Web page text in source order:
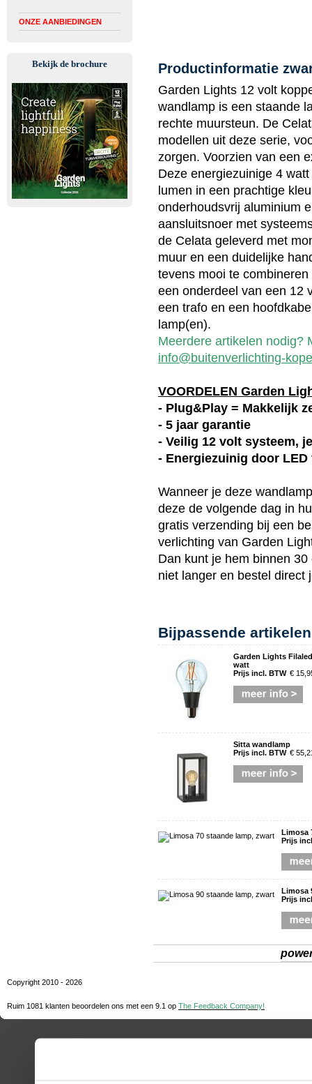
ONZE AANBIEDINGEN
Bekijk de brochure Productinformatie
Garden Lights 12 volt
wandlamp is een staande
rechte muursteun. De
modellen uit deze serie,
zorgen. Voorzien van een
Deze energiezuinige 4
lumen in een prachtige
onderhoudsvrij aluminium
aansluitsnoer met
de Celata geleverd met
muur en een duidelijke
tevens mooi te
een onderdeel van een 12
een trafo en een
lamp(en).
Meerdere artikelen nodig?
info@buitenverlichting-
VOORDELEN Garden
- Plug&Play = Makkelijk
- 5 jaar garantie
- Veilig 12 volt systeem,
- Energiezuinig door
Wanneer je deze wandlamp
deze de volgende dag in
gratis verzending bij een
verlichting van Garden
Dan kunt je hem binnen
niet langer en bestel direct
Bijpassende artikelen
Garden Lights
watt
Prijs incl. BTW €
Sitta wandlamp
Prijs incl. BTW €
Limosa
Prijs
Limosa
Prijs
Copyright 2010 - 2026
Ruim 1081 klanten beoordelen ons met een 9.1 op The Feedback Company!